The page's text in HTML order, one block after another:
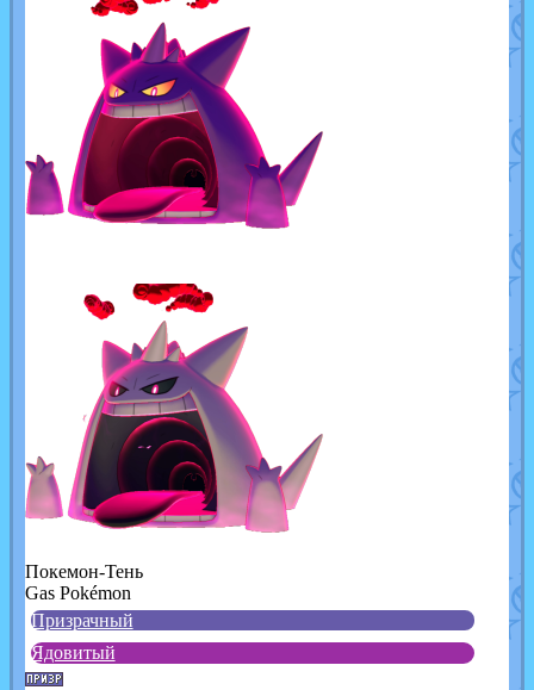
Покемон-Тень
Gas Pokémon
Призрачный
Ядовитый